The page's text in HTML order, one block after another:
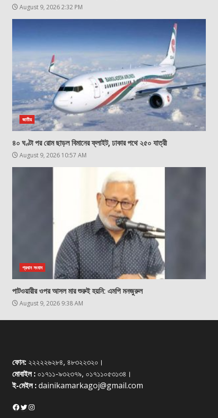
August 9, 2026 2:32 PM
জাতীয়
৪০ ঘণ্টা পর রোম ছাড়ল বিমানের ফ্লাইট, ঢাকার পথে ২৫০ যাত্রী
August 9, 2026 10:57 AM
প্রধান সংবাদ
পাটওয়ারীর ওপর আসল মার শুরুই হয়নি: এমপি মনজুরুল
August 9, 2026 9:38 AM
ফোন: ২২২২২৬২৮৪, ৪৮৩২২৩২০।
মোবাইল : ০১৭১১-৯৩২৩৭৯, ০১৭১১০৫৩১৩৪।
ই-মেইল :dainikamarkagoj@gmail.com
Facebook
Twitter
Instagram